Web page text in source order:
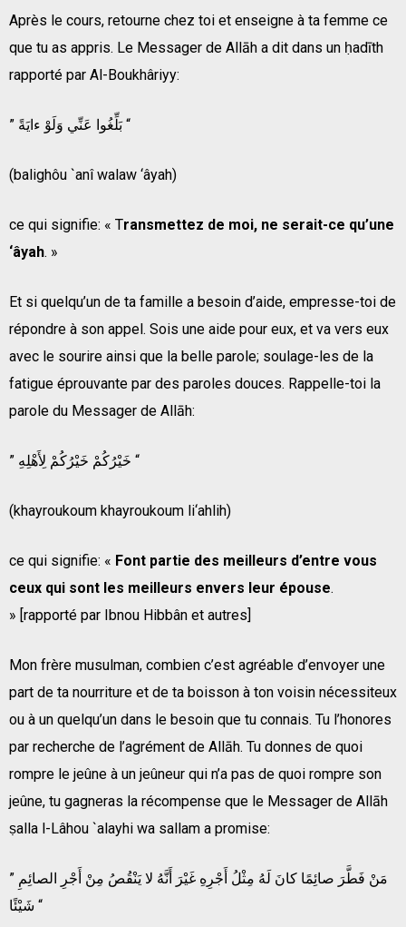
Après le cours, retourne chez toi et enseigne à ta femme ce
que tu as appris. Le Messager de Allāh a dit dans un ḥadīth
rapporté par Al-Boukhâriyy:
” بَلِّغُوا عَنِّي وَلَوْ ءايَةً “
(balighôu `anî walaw ‘âyah)
ce qui signifie: « Transmettez de moi, ne serait-ce qu’une
‘âyah. »
Et si quelqu’un de ta famille a besoin d’aide, empresse-toi de
répondre à son appel. Sois une aide pour eux, et va vers eux
avec le sourire ainsi que la belle parole; soulage-les de la
fatigue éprouvante par des paroles douces. Rappelle-toi la
parole du Messager de Allāh:
” خَيْرُكُمْ خَيْرُكُمْ لِأَهْلِهِ “
(khayroukoum khayroukoum li‘ahlih)
ce qui signifie: « Font partie des meilleurs d’entre vous
ceux qui sont les meilleurs envers leur épouse.
» [rapporté par Ibnou Hibbân et autres]
Mon frère musulman, combien c’est agréable d’envoyer une
part de ta nourriture et de ta boisson à ton voisin nécessiteux
ou à un quelqu’un dans le besoin que tu connais. Tu l’honores
par recherche de l’agrément de Allāh. Tu donnes de quoi
rompre le jeûne à un jeûneur qui n’a pas de quoi rompre son
jeûne, tu gagneras la récompense que le Messager de Allāh
ṣalla l-Lâhou `alayhi wa sallam a promise:
” مَنْ فَطَّرَ صائِمًا كانَ لَهُ مِثْلُ أَجْرِهِ غَيْرَ أَنَّهُ لا يَنْقُصُ مِنْ أَجْرِ الصائِمِ
شَيْئًا “